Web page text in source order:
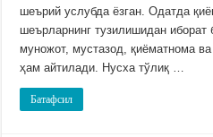
шеърий услубда ёзган. Одатда
шеърларнинг тузилишидан
муножот, мустазод, қиёматнома
ҳам айтилади. Нусха тўлиқ …
Батафсил